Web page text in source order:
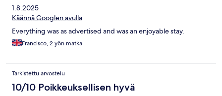
1.8.2025
Käännä Googlen avulla
Everything was as advertised and was an enjoyable stay.
Francisco, 2 yön matka
Tarkistettu arvostelu
10/10 Poikkeuksellisen hyvä